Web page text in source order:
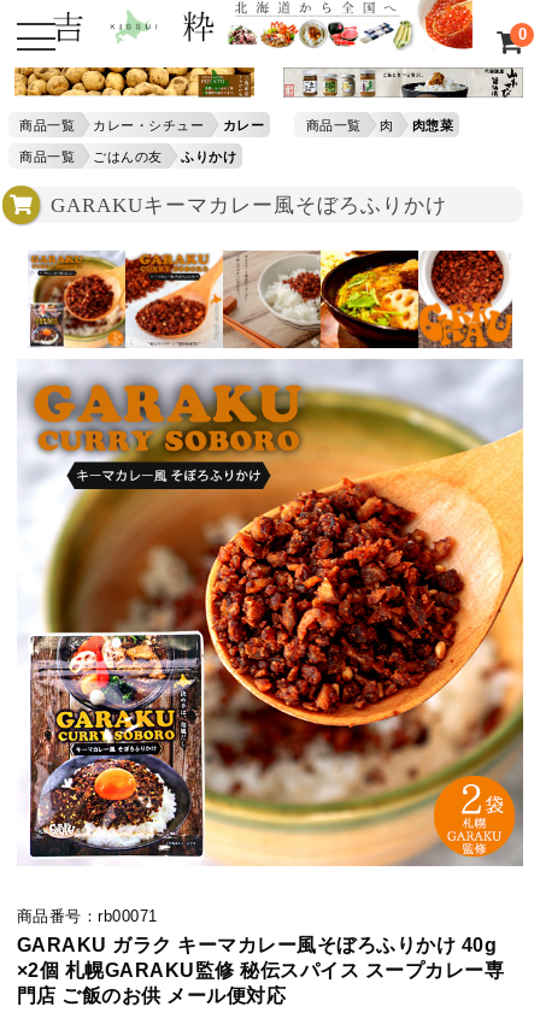
0
商品一覧 カレー・シチュー カレー 商品一覧 肉 肉惣菜
商品一覧 ごはんの友 ふりかけ
GARAKUキーマカレー風そぼろふりかけ
商品番号：rb00071
GARAKU ガラク キーマカレー風そぼろふりかけ 40g
×2個 札幌GARAKU監修 秘伝スパイス スープカレー専
門店 ご飯のお供 メール便対応